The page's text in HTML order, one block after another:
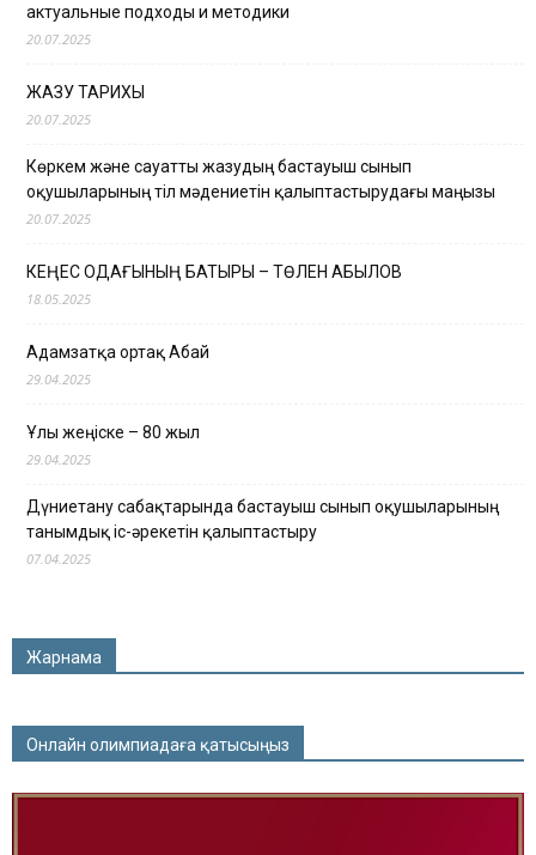
актуальные подходы и методики
20.07.2025
ЖАЗУ ТАРИХЫ
20.07.2025
Көркем және сауатты жазудың бастауыш сынып
оқушыларының тіл мәдениетін қалыптастырудағы маңызы
20.07.2025
КЕҢЕС ОДАҒЫНЫҢ БАТЫРЫ – ТӨЛЕН ҚАБЫЛОВ
18.05.2025
Адамзатқа ортақ Абай
29.04.2025
Ұлы жеңіске – 80 жыл
29.04.2025
Дүниетану сабақтарында бастауыш сынып оқушыларының
танымдық іс-әрекетін қалыптастыру
07.04.2025
Жарнама
Онлайн олимпиадаға қатысыңыз